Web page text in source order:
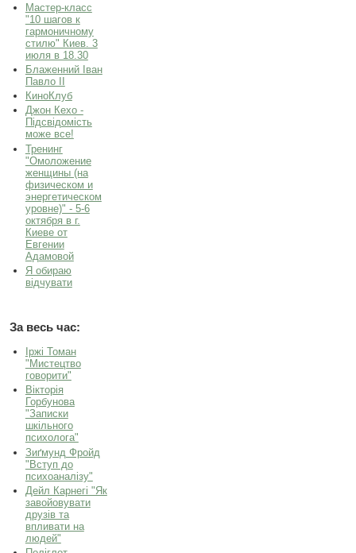
Мастер-класс
"10 шагов к
гармоничному
стилю" Киев. 3
июля в 18.30
Блаженний Іван
Павло ІІ
КиноКлуб
Джон Кехо -
Підсвідомість
може все!
Тренинг
"Омоложение
женщины (на
физическом и
энергетическом
уровне)" - 5-6
октября в г.
Киеве от
Евгении
Адамовой
Я обираю
відчувати
За весь час:
Іржі Томан
"Мистецтво
говорити"
Вікторія
Горбунова
"Записки
шкільного
психолога"
Зиґмунд Фройд
"Вступ до
психоаналізу"
Дейл Карнегі "Як
завойовувати
друзів та
впливати на
людей"